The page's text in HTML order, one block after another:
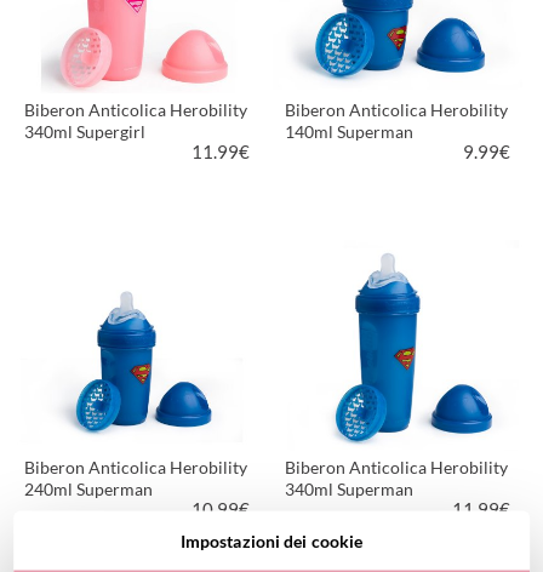
Biberon Anticolica Herobility
340ml Supergirl
11.99€
Biberon Anticolica Herobility
140ml Superman
9.99€
VEDI PRODOTTO
Biberon Anticolica Herobility
240ml Superman
10.99€
Biberon Anticolica Herobility
340ml Superman
11.99€
Impostazioni dei cookie